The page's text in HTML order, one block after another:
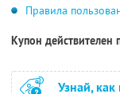
Правила
Купон действителен
Узнай,